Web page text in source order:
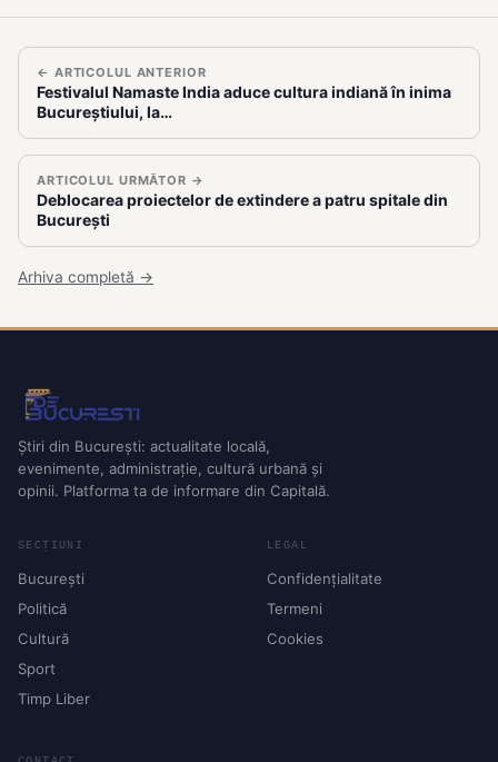
← ARTICOLUL ANTERIOR
Festivalul Namaste India aduce cultura indiană în inima
Bucureștiului, la…
ARTICOLUL URMĂTOR →
Deblocarea proiectelor de extindere a patru spitale din
București
Arhiva completă →
Știri din București: actualitate locală,
evenimente, administrație, cultură urbană și
opinii. Platforma ta de informare din Capitală.
SECȚIUNI
București
Politică
Cultură
Sport
Timp Liber
LEGAL
Confidențialitate
Termeni
Cookies